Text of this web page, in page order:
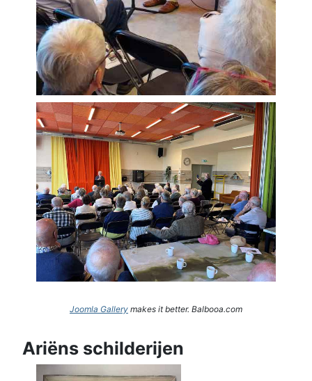
Joomla Gallery makes it better. Balbooa.com
Ariëns schilderijen